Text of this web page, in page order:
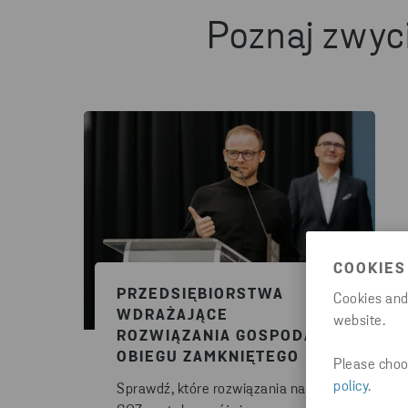
COOKIES
Cookies
website.
Please
policy.
Poznaj
PRZEDSIĘBIORSTWA
WDRAŻAJĄCE
ROZWIĄZANIA GOSPODARKI
OBIEGU ZAMKNIĘTEGO
Sprawdź, które rozwiązania na rzecz